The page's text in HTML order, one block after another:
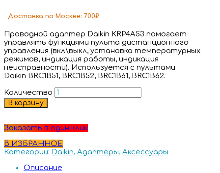
Доставка по Москве: 700₽
Проводной адаптер Daikin KRP4A53 помогает
управлять функциями пульта дистанционного
управления (вкл\выкл, установка температурных
режимов, индикация работы, индикация
неисправности). Используется с пультами
Daikin BRC1B51, BRC1B52, BRC1B61, BRC1B62.
Количество
В корзину
Заказать в один клик
В ИЗБРАННОЕ
Категории: Daikin, Адаптеры, Аксессуары
Описание